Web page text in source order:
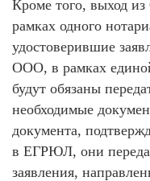
Кроме того, выход
рамках одного
удостоверившие
ООО, в рамках
будут обязаны
необходимые
документа,
в ЕГРЮЛ, они
заявления,